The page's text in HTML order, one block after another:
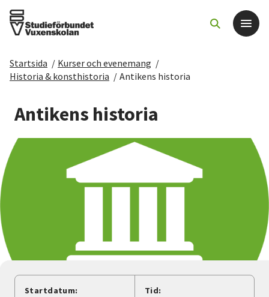
Det här gör vi
För dig som
Sök kurser och evenemang
Nyheter
Startsida / Kurser och evenemang /
Historia & konsthistoria / Antikens historia
Antikens historia
Startdatum: Tid: